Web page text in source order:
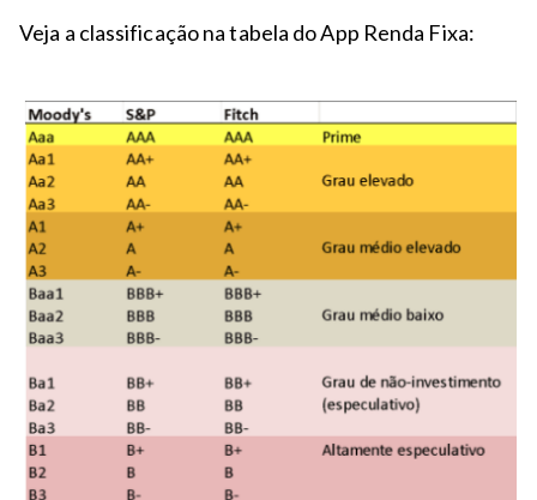
Veja a classificação na tabela do App Renda Fixa: